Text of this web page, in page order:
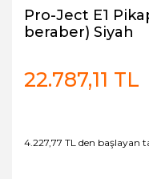
Pro-Ject E1
beraber) Siyah
22.787,11 TL
4.227,77 TL den başlayan